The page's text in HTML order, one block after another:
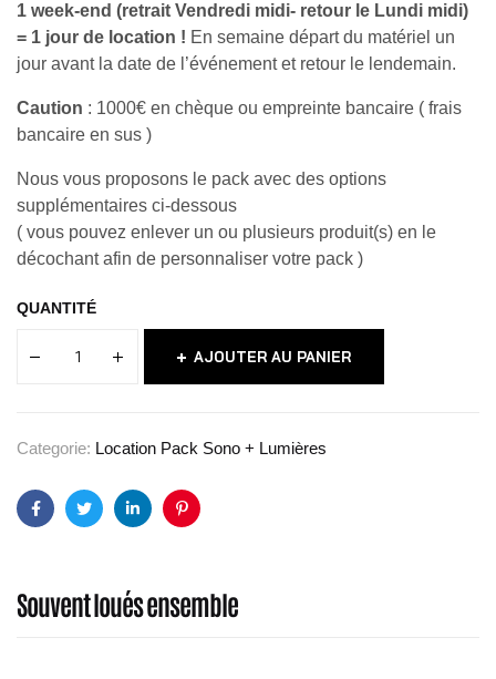
1 week-end (retrait Vendredi midi- retour le Lundi midi)
= 1 jour de location ! En semaine départ du matériel un
jour avant la date de l’événement et retour le lendemain.
Caution : 1000€ en chèque ou empreinte bancaire ( frais
bancaire en sus )
Nous vous proposons le pack avec des options
supplémentaires ci-dessous
( vous pouvez enlever un ou plusieurs produit(s) en le
décochant afin de personnaliser votre pack )
QUANTITÉ
AJOUTER AU PANIER
Categorie: Location Pack Sono + Lumières
FacebookTwitterLinkedinPinterest
Souvent loués ensemble